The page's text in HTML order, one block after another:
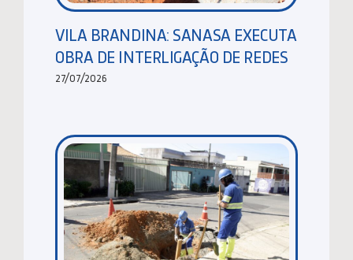
VILA BRANDINA: SANASA EXECUTA
OBRA DE INTERLIGAÇÃO DE REDES
27/07/2026